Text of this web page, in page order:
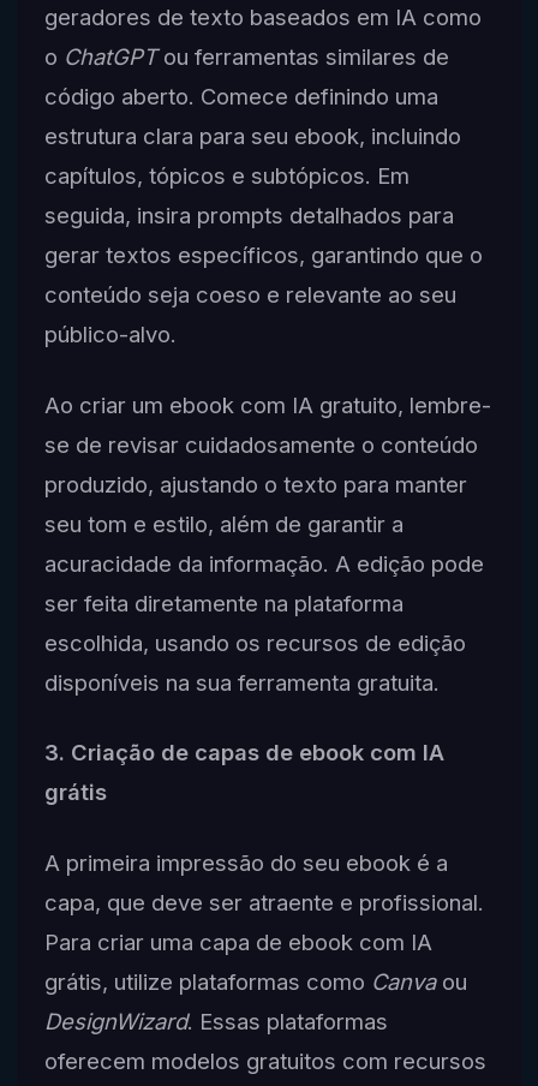
geradores de texto baseados em IA como
o ChatGPTou ferramentas similares de
código aberto. Comece definindo uma
estrutura clara para seu ebook, incluindo
capítulos, tópicos e subtópicos. Em
seguida, insira prompts detalhados para
gerar textos específicos, garantindo que o
conteúdo seja coeso e relevante ao seu
público-alvo.
Ao criar um ebook com IA gratuito, lembre-
se de revisar cuidadosamente o conteúdo
produzido, ajustando o texto para manter
seu tom e estilo, além de garantir a
acuracidade da informação. A edição pode
ser feita diretamente na plataforma
escolhida, usando os recursos de edição
disponíveis na sua ferramenta gratuita.
3. Criação de capas de ebook com IA
grátis
A primeira impressão do seu ebook é a
capa, que deve ser atraente e profissional.
Para criar uma capa de ebook com IA
grátis, utilize plataformas como Canvaou
DesignWizard. Essas plataformas
oferecem modelos gratuitos com recursos